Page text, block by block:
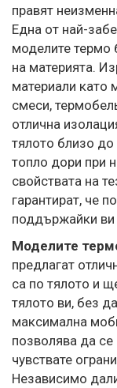
правят
Една от най-
моделите термо
на материята.
материали като
смеси,
отлична
тялото близо
топло дори при
свойствата на
гарантират, че
поддържайки ви
Моделите
предлагат
са по тялото и
тялото ви, без
максимална
позволява да
чувствате
Независимо